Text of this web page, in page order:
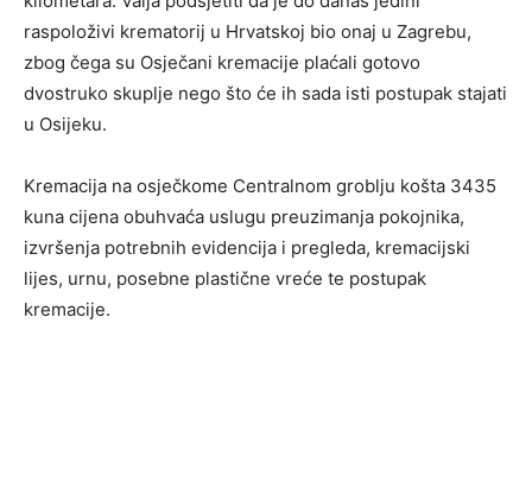
raspoloživi krematorij u Hrvatskoj bio onaj u Zagrebu,
zbog čega su Osječani kremacije plaćali gotovo
dvostruko skuplje nego što će ih sada isti postupak stajati
u Osijeku.
Kremacija na osječkome Centralnom groblju košta 3435
kuna cijena obuhvaća uslugu preuzimanja pokojnika,
izvršenja potrebnih evidencija i pregleda, kremacijski
lijes, urnu, posebne plastične vreće te postupak
kremacije.